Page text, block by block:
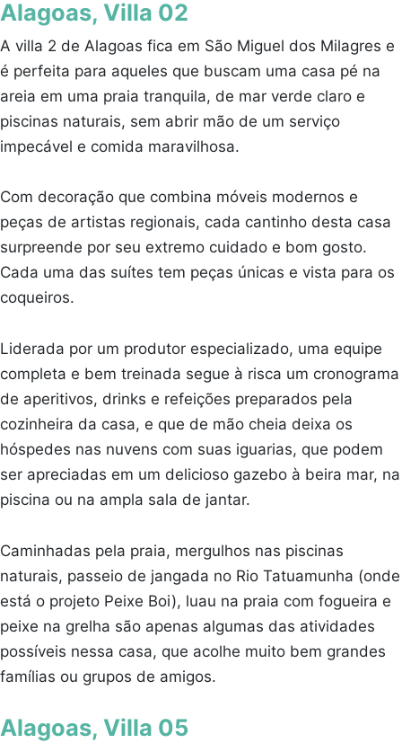
Alagoas, Villa 02
A villa 2 de Alagoas fica em São Miguel dos Milagres e
é perfeita para aqueles que buscam uma casa pé na
areia em uma praia tranquila, de mar verde claro e
piscinas naturais, sem abrir mão de um serviço
impecável e comida maravilhosa.
Com decoração que combina móveis modernos e
peças de artistas regionais, cada cantinho desta casa
surpreende por seu extremo cuidado e bom gosto.
Cada uma das suítes tem peças únicas e vista para os
coqueiros.
Liderada por um produtor especializado, uma equipe
completa e bem treinada segue à risca um cronograma
de aperitivos, drinks e refeições preparados pela
cozinheira da casa, e que de mão cheia deixa os
hóspedes nas nuvens com suas iguarias, que podem
ser apreciadas em um delicioso gazebo à beira mar, na
piscina ou na ampla sala de jantar.
Caminhadas pela praia, mergulhos nas piscinas
naturais, passeio de jangada no Rio Tatuamunha (onde
está o projeto Peixe Boi), luau na praia com fogueira e
peixe na grelha são apenas algumas das atividades
possíveis nessa casa, que acolhe muito bem grandes
famílias ou grupos de amigos.
Alagoas, Villa 05